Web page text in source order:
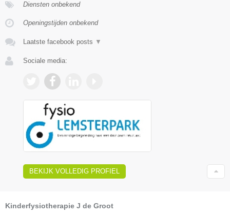
Diensten onbekend
Openingstijden onbekend
Laatste facebook posts ▼
Sociale media:
BEKIJK VOLLEDIG PROFIEL
Kinderfysiotherapie J de Groot